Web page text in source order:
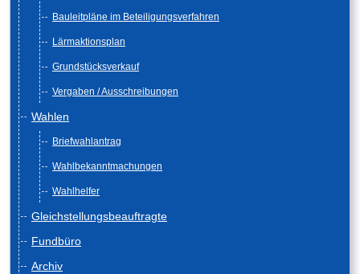
Bauleitpläne im Beteiligungsverfahren
Lärmaktionsplan
Grundstücksverkauf
Vergaben / Ausschreibungen
Wahlen
Briefwahlantrag
Wahlbekanntmachungen
Wahlhelfer
Gleichstellungsbeauftragte
Fundbüro
Archiv